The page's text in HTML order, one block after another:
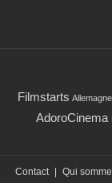
Filmstarts Allemagne
AdoroCinema
Contact | Qui